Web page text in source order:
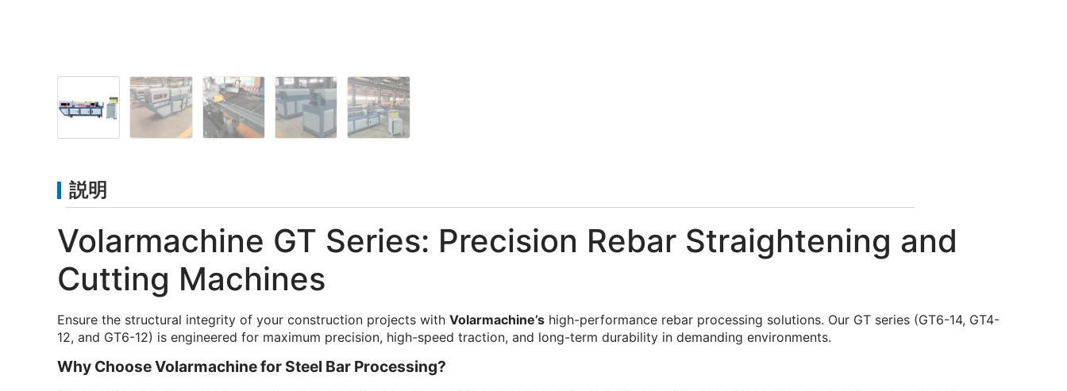
説明
Volarmachine GT Series: Precision Rebar Straightening and
Cutting Machines
Ensure the structural integrity of your construction projects with Volarmachine’s high-performance rebar processing solutions. Our GT series (GT6-14, GT4-
12, and GT6-12) is engineered for maximum precision, high-speed traction, and long-term durability in demanding environments.
Why Choose Volarmachine for Steel Bar Processing?